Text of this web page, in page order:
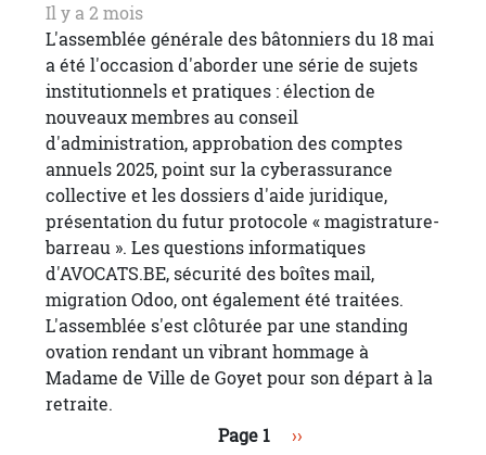
Il y a 2 mois
L'assemblée générale des bâtonniers du 18 mai
a été l'occasion d'aborder une série de sujets
institutionnels et pratiques : élection de
nouveaux membres au conseil
d'administration, approbation des comptes
annuels 2025, point sur la cyberassurance
collective et les dossiers d'aide juridique,
présentation du futur protocole « magistrature-
barreau ». Les questions informatiques
d'AVOCATS.BE, sécurité des boîtes mail,
migration Odoo, ont également été traitées.
L'assemblée s'est clôturée par une standing
ovation rendant un vibrant hommage à
Madame de Ville de Goyet pour son départ à la
retraite.
Page 1 Page suivante
››